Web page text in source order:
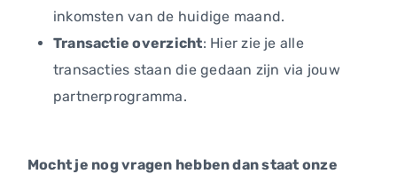
inkomsten van de huidige maand.
Transactie overzicht: Hier zie je alle
transacties staan die gedaan zijn via jouw
partnerprogramma.
Mocht je nog vragen hebben dan staat onze